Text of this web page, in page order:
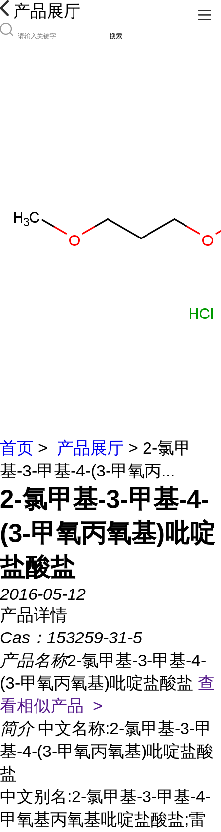
产品展厅
搜索
首页 > 产品展厅 > 2-氯甲
基-3-甲基-4-(3-甲氧丙...
2-氯甲基-3-甲基-4-
(3-甲氧丙氧基)吡啶
盐酸盐
2016-05-12
产品详情
Cas： 153259-31-5
产品名称2-氯甲基-3-甲基-4-
(3-甲氧丙氧基)吡啶盐酸盐 查
看相似产品 >
简介 中文名称:2-氯甲基-3-甲
基-4-(3-甲氧丙氧基)吡啶盐酸
盐
中文别名:2-氯甲基-3-甲基-4-
甲氧基丙氧基吡啶盐酸盐;雷